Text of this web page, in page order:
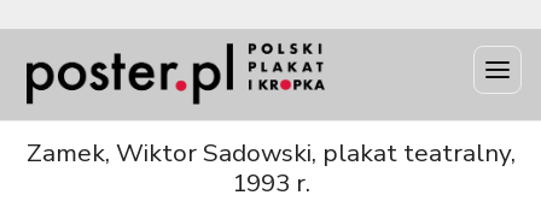
Zamek, Wiktor Sadowski, plakat teatralny,
1993 r.